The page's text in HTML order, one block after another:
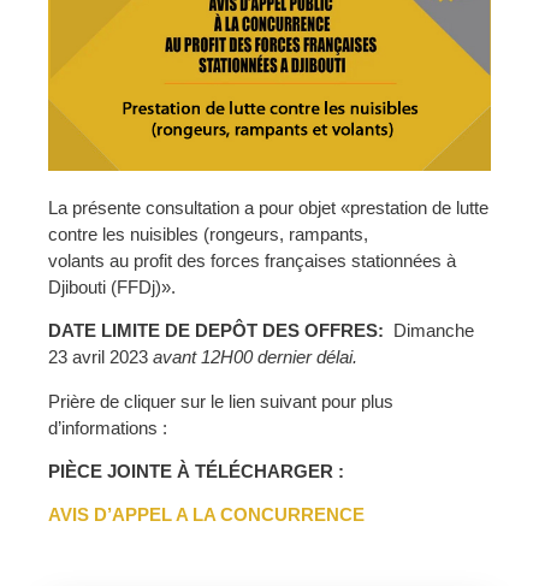
La présente consultation a pour objet «prestation de lutte
contre les nuisibles (rongeurs, rampants,
volants au profit des forces françaises stationnées à
Djibouti (FFDj)».
DATE LIMITE DE DEPÔT DES OFFRES: Dimanche
23 avril 2023 avant 12H00 dernier délai.
Prière de cliquer sur le lien suivant pour plus
d’informations :
PIÈCE JOINTE À TÉLÉCHARGER :
AVIS D’APPEL A LA CONCURRENCE